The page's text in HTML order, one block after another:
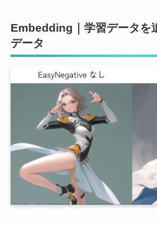
Embedding｜学習データを
データ